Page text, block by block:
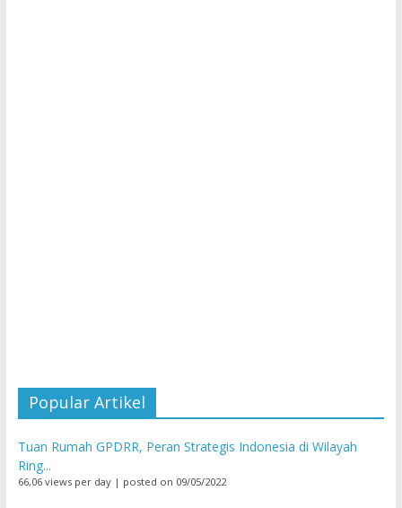
Popular Artikel
Tuan Rumah GPDRR, Peran Strategis Indonesia di Wilayah
Ring...
66,06 views per day| posted on 09/05/2022